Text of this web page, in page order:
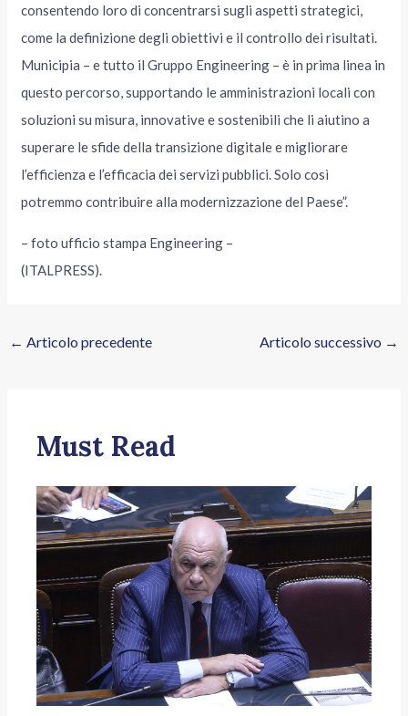
consentendo loro di concentrarsi sugli aspetti strategici,
come la definizione degli obiettivi e il controllo dei risultati.
Municipia – e tutto il Gruppo Engineering – è in prima linea in
questo percorso, supportando le amministrazioni locali con
soluzioni su misura, innovative e sostenibili che li aiutino a
superare le sfide della transizione digitale e migliorare
l’efficienza e l’efficacia dei servizi pubblici. Solo così
potremmo contribuire alla modernizzazione del Paese”.
– foto ufficio stampa Engineering –
(ITALPRESS).
← Articolo precedente Articolo successivo →
Must Read